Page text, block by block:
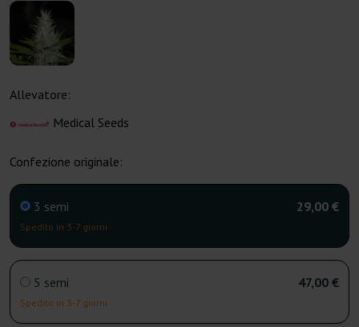
Allevatore:
Medical Seeds
Confezione originale:
3 semi
Spedito in 3-7 giorni
29,00 €
5 semi
Spedito in 3-7 giorni
47,00 €